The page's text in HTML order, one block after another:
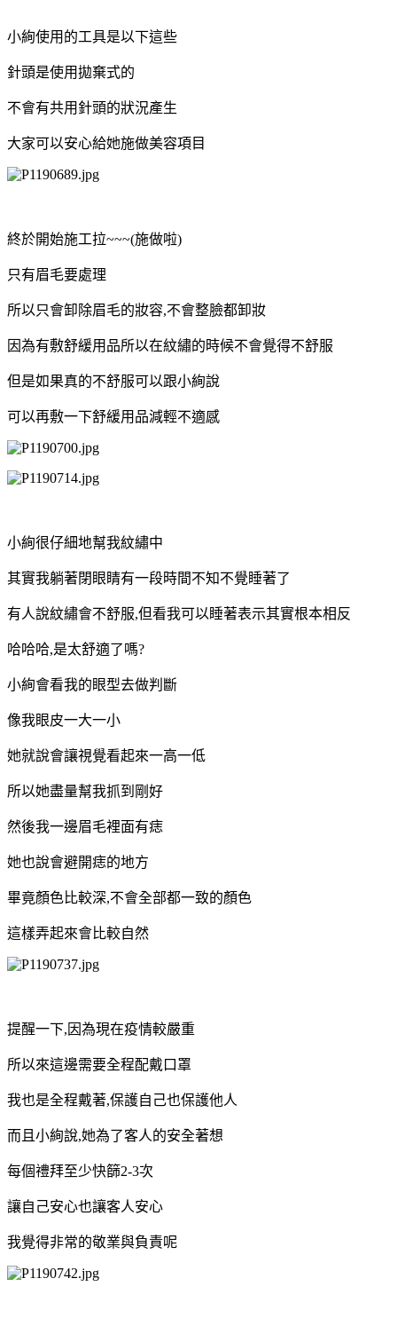
小絢使用的工具是以下這些
針頭是使用拋棄式的
不會有共用針頭的狀況產生
大家可以安心給她施做美容項目
終於開始施工拉~~~(施做啦)
只有眉毛要處理
所以只會卸除眉毛的妝容,不會整臉都卸妝
因為有敷舒緩用品所以在紋繡的時候不會覺得不舒服
但是如果真的不舒服可以跟小絢說
可以再敷一下舒緩用品減輕不適感
小絢很仔細地幫我紋繡中
其實我躺著閉眼睛有一段時間不知不覺睡著了
有人說紋繡會不舒服,但看我可以睡著表示其實根本相反
哈哈哈,是太舒適了嗎?
小絢會看我的眼型去做判斷
像我眼皮一大一小
她就說會讓視覺看起來一高一低
所以她盡量幫我抓到剛好
然後我一邊眉毛裡面有痣
她也說會避開痣的地方
畢竟顏色比較深,不會全部都一致的顏色
這樣弄起來會比較自然
提醒一下,因為現在疫情較嚴重
所以來這邊需要全程配戴口罩
我也是全程戴著,保護自己也保護他人
而且小絢說,她為了客人的安全著想
每個禮拜至少快篩2-3次
讓自己安心也讓客人安心
我覺得非常的敬業與負責呢